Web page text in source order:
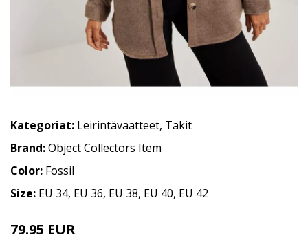
Kategoriat: Leirintävaatteet, Takit
Brand:Object Collectors Item
Color: Fossil
Size: EU 34, EU 36, EU 38, EU 40, EU 42
79.95 EUR